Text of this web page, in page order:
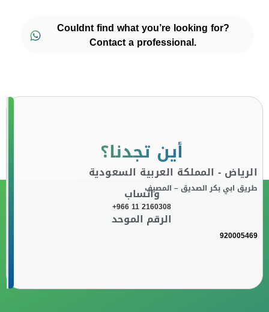
Couldnt find what you’re looking for?
Contact a professional.
أين تجدنا؟
الرياض - المملكة العربية السعودية
طريق ابي بكر الصديق – المصيفواتساب
+966 11 2160308
الرقم الموحد
920005469